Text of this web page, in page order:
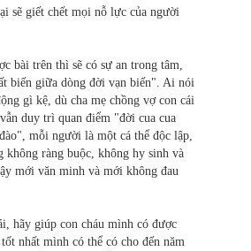
sẽ giết chết mọi nỗ lực của người
bài trên thì sẽ có sự an trong tâm,
biến giữa dòng đời vạn biến". Ai nói
gì kệ, dù cha mẹ chồng vợ con cái
duy trì quan điểm "đời cua cua
mỗi người là một cá thể độc lập,
không ràng buộc, không hy sinh và
mới văn minh và mới không đau
hãy giúp con cháu mình có được
nhất mình có thể có cho đến năm